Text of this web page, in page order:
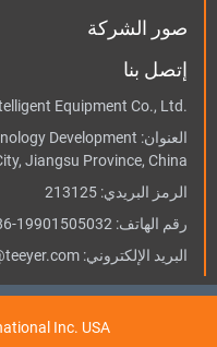
صور الشركة
إتصل بنا
Equipment Co., Ltd.
العنوان: Development
Jiangsu Province, China
الرمز البريدي: 213125
رقم الهاتف: 19901505032
البريد الإلكتروني:
Inc. USA